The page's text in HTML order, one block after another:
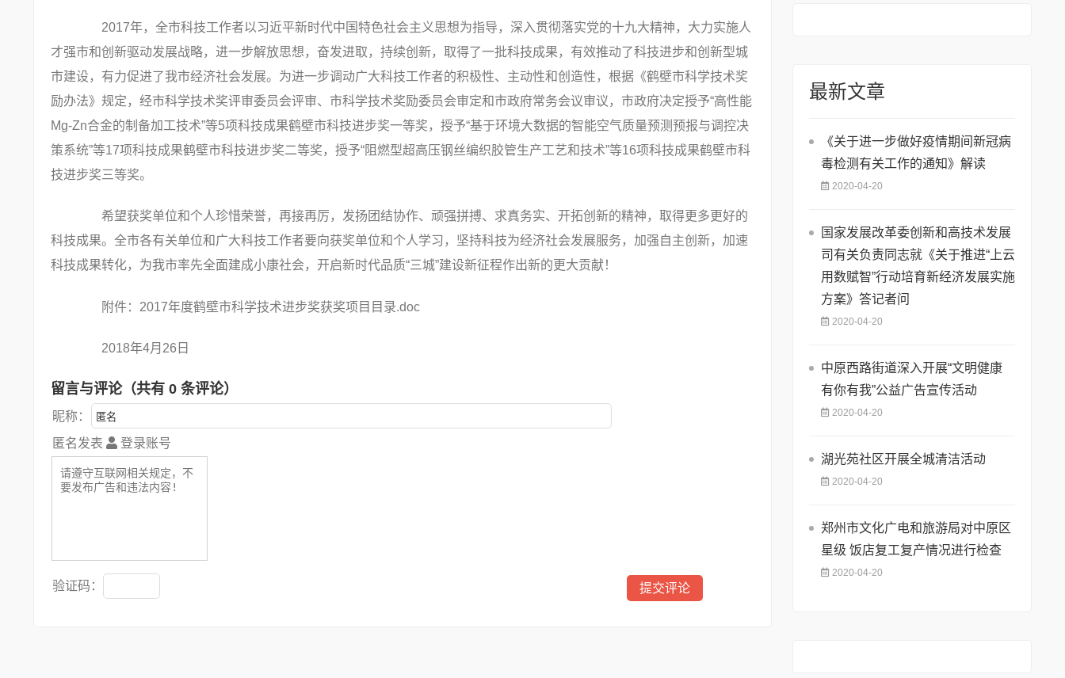
2017年，全市科技工作者以习近平新时代中国特色社会主义思想为指导，深入贯彻落实党的十九大精神，大力实施人
才强市和创新驱动发展战略，进一步解放思想，奋发进取，持续创新，取得了一批科技成果，有效推动了科技进步和创新型城
市建设，有力促进了我市经济社会发展。为进一步调动广大科技工作者的积极性、主动性和创造性，根据《鹤壁市科学技术奖
励办法》规定，经市科学技术奖评审委员会评审、市科学技术奖励委员会审定和市政府常务会议审议，市政府决定授予“高性能
Mg-Zn合金的制备加工技术”等5项科技成果鹤壁市科技进步奖一等奖，授予“基于环境大数据的智能空气质量预测预报与调控决
策系统”等17项科技成果鹤壁市科技进步奖二等奖，授予“阻燃型超高压钢丝编织胶管生产工艺和技术”等16项科技成果鹤壁市科
技进步奖三等奖。
希望获奖单位和个人珍惜荣誉，再接再厉，发扬团结协作、顽强拼搏、求真务实、开拓创新的精神，取得更多更好的
科技成果。全市各有关单位和广大科技工作者要向获奖单位和个人学习，坚持科技为经济社会发展服务，加强自主创新，加速
科技成果转化，为我市率先全面建成小康社会，开启新时代品质“三城”建设新征程作出新的更大贡献！
附件： 2017年度鹤壁市科学技术进步奖获奖项目目录.doc
2018年4月26日
留言与评论（共有 0 条评论）
昵称：
匿名发表 登录账号
验证码：
最新文章
《关于进一步做好疫情期间新冠病
毒检测有关工作的通知》解读
2020-04-20
国家发展改革委创新和高技术发展
司有关负责同志就《关于推进“上云
用数赋智”行动培育新经济发展实施
方案》答记者问
2020-04-20
中原西路街道深入开展“文明健康
有你有我”公益广告宣传活动
2020-04-20
湖光苑社区开展全城清洁活动
2020-04-20
郑州市文化广电和旅游局对中原区
星级 饭店复工复产情况进行检查
2020-04-20